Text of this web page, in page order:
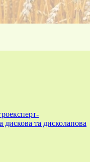
дискова та дисколапова